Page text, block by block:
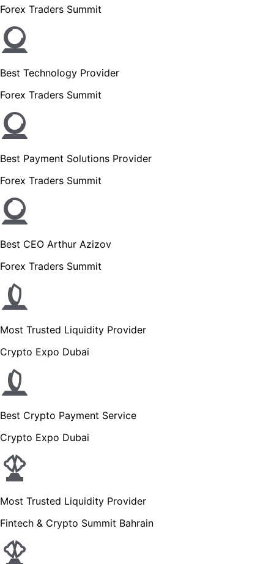
Forex Traders Summit
Best Technology Provider
Forex Traders Summit
Best Payment Solutions Provider
Forex Traders Summit
Best CEO Arthur Azizov
Forex Traders Summit
Most Trusted Liquidity Provider
Crypto Expo Dubai
Best Crypto Payment Service
Crypto Expo Dubai
Most Trusted Liquidity Provider
Fintech & Crypto Summit Bahrain